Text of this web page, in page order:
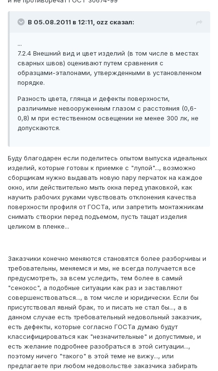
В 05.08.2011 в 12:11, ozz сказал:
...
7.2.4 Внешний вид и цвет изделий (в том числе в местах
сварных швов) оценивают путем сравнения с
образцами-эталонами, утвержденными в установленном
порядке.
Разность цвета, глянца и дефекты поверхности,
различимые невооруженным глазом с расстояния (0,6-
0,8) м при естественном освещении не менее 300 лк, не
допускаются.
Буду благодарен если поделитесь опытом выпуска идеальных
изделий, которые готовы к приемке с "лупой"..., возможно
сборщикам нужно выдавать новую пару перчаток на каждое
окно, или действительно мыть окна перед упаковкой, как
научить рабочих руками чувствовать отклонения качества
поверхности профиля от ГОСТа, или запретить монтажникам
снимать створки перед подъемом, пусть тащат изделия
целиком в пленке...
Заказчики конечно меняются становятся более разборчивы и
требовательны, меняемся и мы, не всегда получается все
предусмотреть, за всем уследить, тем более в самый
"сенокос", а подобные ситуации как раз и заставляют
совершенствоваться..., в том числе и юридически. Если бы
присутствовал явный брак, то и писать не стал бы..., а в
данном случае есть требовательный недовольный заказчик,
есть дефекты, которые согласно ГОСТа думаю будут
классифицироваться как "незначительные" и допустимые, и
есть желание подробнее разобраться в этой ситуации...,
поэтому ничего "такого" в этой теме не вижу..., или
предлагаете при любом недовольстве заказчика забирать